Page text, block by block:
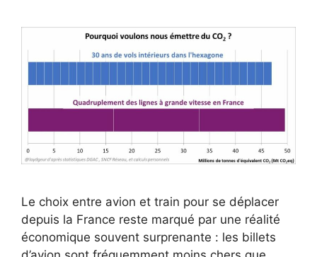
Le choix entre avion et train pour se déplacer
depuis la France reste marqué par une réalité
économique souvent surprenante : les billets